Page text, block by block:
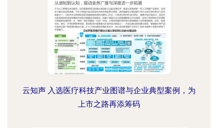
云知声 入选医疗科技产业图谱与企业典型案例，为
上市之路再添筹码